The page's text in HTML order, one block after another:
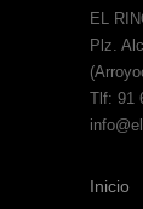
EL
Plz.
Tlf: 91
Inicio